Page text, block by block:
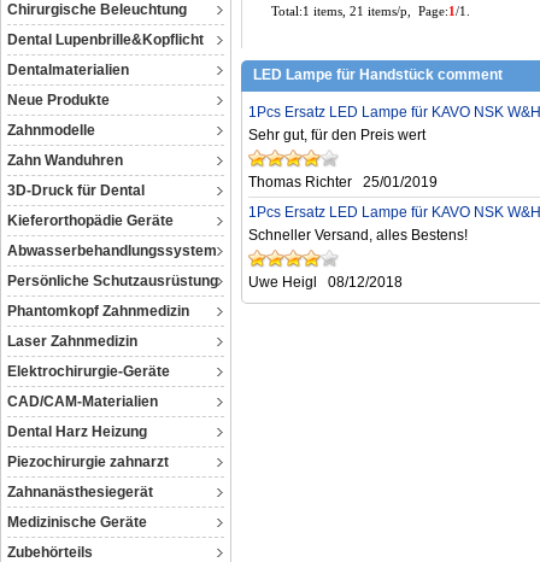
Chirurgische Beleuchtung
Dental Lupenbrille&Kopflicht
Dentalmaterialien
Neue Produkte
Zahnmodelle
Zahn Wanduhren
3D-Druck für Dental
Kieferorthopädie Geräte
Abwasserbehandlungssystem
Persönliche Schutzausrüstung
Phantomkopf Zahnmedizin
Laser Zahnmedizin
Elektrochirurgie-Geräte
CAD/CAM-Materialien
Dental Harz Heizung
Piezochirurgie zahnarzt
Zahnanästhesiegerät
Medizinische Geräte
Zubehörteils
Total:1 items, 21 items/p, Page:1/1.
LED Lampe für Handstück comment
1Pcs Ersatz LED Lampe für KAVO NSK
Sehr gut, für den Preis wert
Thomas Richter
25/01/2019
1Pcs Ersatz LED Lampe für KAVO NSK
Schneller Versand, alles Bestens!
Uwe Heigl 08/12/2018